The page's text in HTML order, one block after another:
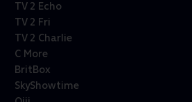
TV 2 Echo
TV 2 Fri
TV 2 Charlie
C More
BritBox
SkyShowtime